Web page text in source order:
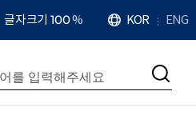
확
대
치
글자크기 100%
언
어
KOR ENG
검